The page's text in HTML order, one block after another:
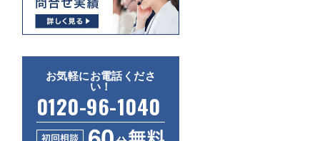
お気軽にお電話くださ
い！
0120-96-1040